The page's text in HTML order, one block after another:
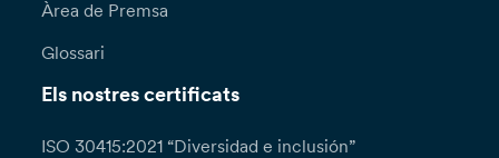
Àrea de Premsa
Glossari
Els nostres certificats
ISO 30415:2021 “Diversidad e inclusión”